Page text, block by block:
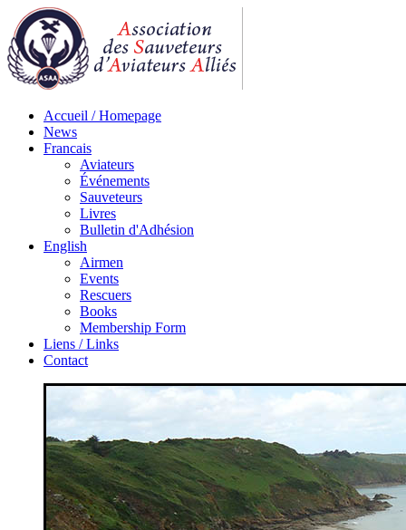
Accueil / Homepage
News
Francais
Aviateurs
Événements
Sauveteurs
Livres
Bulletin d'Adhésion
English
Airmen
Events
Rescuers
Books
Membership Form
Liens / Links
Contact